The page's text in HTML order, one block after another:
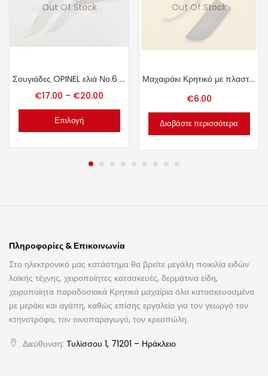
Out Of Stock
Σουγιάδες OPINEL ελιά Νο.6 Νο.8
€17.00 – €20.00
Επιλογή
Out Of Stock
Μαχαιράκι Κρητικό με πλαστική λαβή
€6.00
Διαβάστε περισσότερα
Πληροφορίες & Επικοινωνία
Στο ηλεκτρονικό μας κατάστημα θα βρείτε μεγάλη ποικιλία ειδών
λαϊκής τέχνης, χειροποίητες κατασκευές, δερμάτινα είδη,
χειροποίητα παραδοσιακά Κρητικά μαχαίρια όλα κατασκευασμένα
με μεράκι και αγάπη, καθώς επίσης εργαλεία για τον γεωργό τον
κτηνοτρόφο, τον οινοπαραγωγό, τον κρεοπώλη.
Διεύθυνση: Τυλίσσου 1, 71201 – Ηράκλειο